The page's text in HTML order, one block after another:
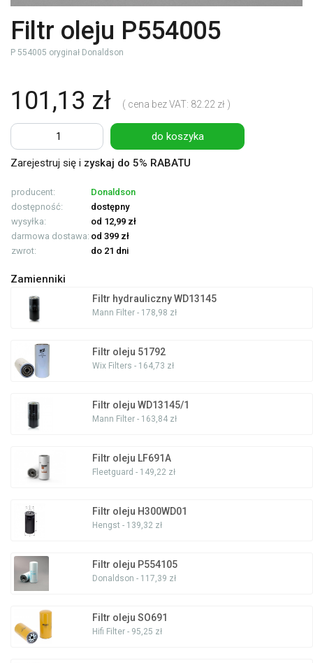
Filtr oleju P554005
P 554005 oryginał Donaldson
101,13 zł ( cena bez VAT: 82.22 zł )
do koszyka
Zarejestruj się i zyskaj do 5% RABATU
producent:
Donaldson
dostępność:
dostępny
wysyłka:
od 12,99 zł
darmowa dostawa: od 399 zł
zwrot:
do 21 dni
Zamienniki
Filtr hydrauliczny WD13145
Mann Filter - 178,98 zł
Filtr oleju 51792
Wix Filters - 164,73 zł
Filtr oleju WD13145/1
Mann Filter - 163,84 zł
Filtr oleju LF691A
Fleetguard - 149,22 zł
Filtr oleju H300WD01
Hengst - 139,32 zł
Filtr oleju P554105
Donaldson - 117,39 zł
Filtr oleju SO691
Hifi Filter - 95,25 zł